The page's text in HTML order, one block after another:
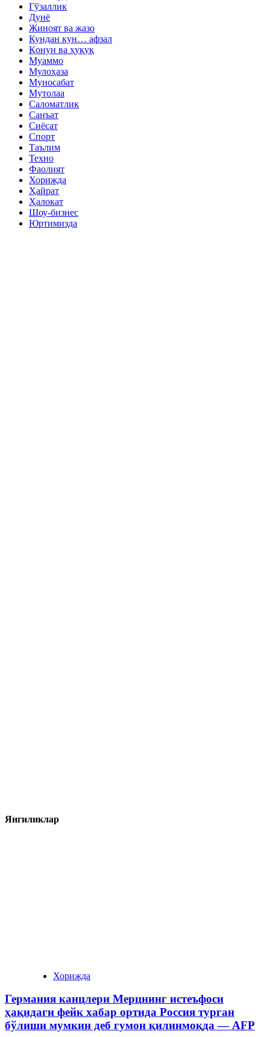
Гўзаллик
Дунё
Жиноят ва жазо
Кундан кун… афзал
Қонун ва ҳуқуқ
Муаммо
Мулоҳаза
Муносабат
Мутолаа
Саломатлик
Санъат
Сиёсат
Спорт
Таълим
Техно
Фаолият
Хорижда
Ҳайрат
Ҳалокат
Шоу-бизнес
Юртимизда
Янгиликлар
Хорижда
Германия канцлери Мерцнинг истеъфоси
ҳақидаги фейк хабар ортида Россия турган
бўлиши мумкин деб гумон қилинмоқда — AFP